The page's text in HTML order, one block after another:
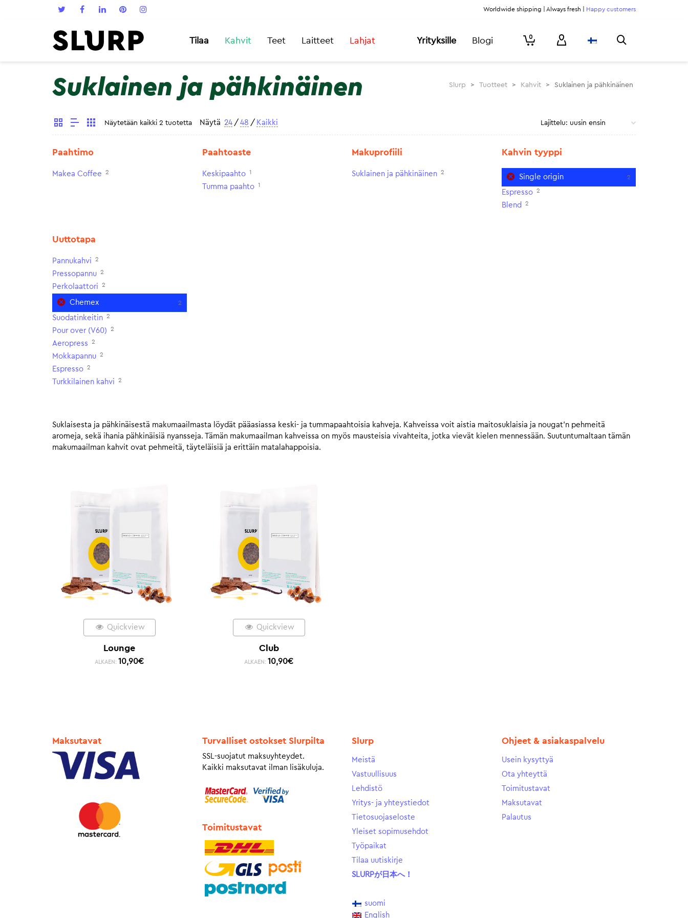
Worldwide shipping | Always fresh | Happy customers
Tilaa Kahvit Teet Laitteet Lahjat Yrityksille Blogi 0
Suklainen ja pähkinäinen Slurp > Tuotteet > Kahvit > Suklainen ja pähkinäinen
Näytetään kaikki 2 tuotetta Näytä 24 / 48 / Kaikki
Paahtimo
Makea Coffee 2
Paahtoaste
Keskipaahto 1
Tumma paahto 1
Makuprofiili
Suklainen ja pähkinäinen 2
Kahvin tyyppi
Single origin 2
Espresso 2
Blend 2
Uuttotapa
Pannukahvi 2
Pressopannu 2
Perkolaattori 2
Chemex 2
Suodatinkeitin 2
Pour over (V60) 2
Aeropress 2
Mokkapannu 2
Espresso 2
Turkkilainen kahvi 2
Suklaisesta ja pähkinäisestä makumaailmasta löydät pääasiassa keski- ja tummapaahtoisia kahveja. Kahveissa voit aistia maitosuklaisia ja nougat’n pehmeitä
aromeja, sekä ihania pähkinäisiä nyansseja. Tämän makumaailman kahveissa on myös mausteisia vivahteita, jotka vievät kielen mennessään. Suutuntumaltaan tämän
makumaailman kahvit ovat pehmeitä, täyteläisiä ja erittäin matalahappoisia.
Quickview
Lounge
ALKAEN: 10,90€
Quickview
Club
ALKAEN: 10,90€
Maksutavat Turvalliset ostokset Slurpilta
SSL-suojatut maksuyhteydet.
Kaikki maksutavat ilman lisäkuluja.
Toimitustavat
Slurp
Meistä
Vastuullisuus
Lehdistö
Yritys- ja yhteystiedot
Tietosuojaseloste
Yleiset sopimusehdot
Työpaikat
Tilaa uutiskirje
SLURPが日本へ！
suomi
English
Ohjeet & asiakaspalvelu
Usein kysyttyä
Ota yhteyttä
Toimitustavat
Maksutavat
Palautus